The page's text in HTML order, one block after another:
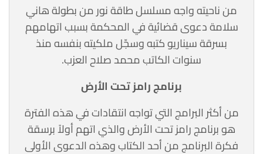
من ناحيته واجه مسلسل طاقة نور من بطولة هاني
سلامة دعوى قضائية في المحكمة بسبب اتهامهم
بسرقة سيناريو كتبه وسجّل ملكيته بنفسه منذ
سنوات الكاتب محمد صلاح العزب.
برنامج رامز تحت الأرض
من أكثر البرامج التي تواجه انتقادات في هذه الفترة
هو برنامج رامز تحت الأرض والذي اتهم أولاً برسقة
فكرة البرنامج من أحد الكتاب وهذه الدعوى الأولى